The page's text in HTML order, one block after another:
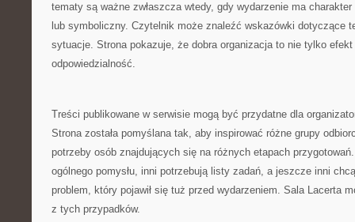
tematy są ważne zwłaszcza wtedy, gdy wydarzenie ma
lub symboliczny. Czytelnik może znaleźć wskazówki dotyczące
sytuacje. Strona pokazuje, że dobra organizacja to nie tylko
odpowiedzialność.
Treści publikowane w serwisie mogą być przydatne dla
Strona została pomyślana tak, aby inspirować różne grupy
potrzeby osób znajdujących się na różnych etapach
ogólnego pomysłu, inni potrzebują listy zadań, a jeszcze inni
problem, który pojawił się tuż przed wydarzeniem. Sala Lacerta
z tych przypadków.